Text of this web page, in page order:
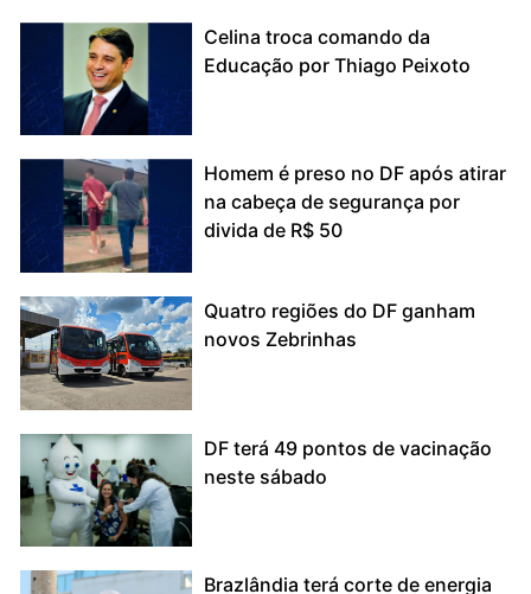
Celina troca comando da
Educação por Thiago Peixoto
Homem é preso no DF após atirar
na cabeça de segurança por
divida de R$ 50
Quatro regiões do DF ganham
novos Zebrinhas
DF terá 49 pontos de vacinação
neste sábado
Brazlândia terá corte de energia